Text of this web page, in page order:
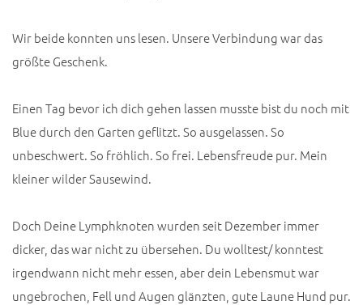
Wir beide konnten uns lesen. Unsere Verbindung war das
größte Geschenk.
Einen Tag bevor ich dich gehen lassen musste bist du noch mit
Blue durch den Garten geflitzt. So ausgelassen. So
unbeschwert. So fröhlich. So frei. Lebensfreude pur. Mein
kleiner wilder Sausewind.
Doch Deine Lymphknoten wurden seit Dezember immer
dicker, das war nicht zu übersehen. Du wolltest/ konntest
irgendwann nicht mehr essen, aber dein Lebensmut war
ungebrochen, Fell und Augen glänzten, gute Laune Hund pur.